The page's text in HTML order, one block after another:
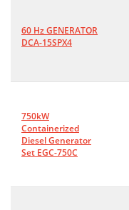
60 Hz GENERATOR
DCA-15SPX4
750kW
Containerized
Diesel Generator
Set EGC-750C